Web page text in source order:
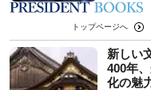
トップページへ
新しい
400年
化の魅